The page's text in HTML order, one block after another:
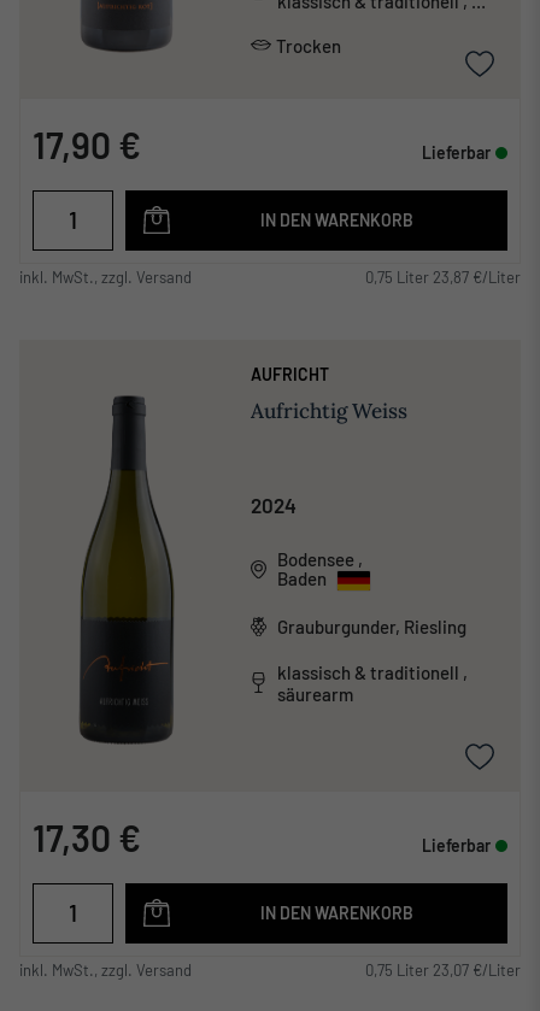
Trocken
17,90 € Lieferbar
IN DEN WARENKORB
inkl. MwSt., zzgl. Versand 0,75 Liter 23,87 €/Liter
AUFRICHT
Aufrichtig Weiss
2024
Bodensee ,
Baden
Grauburgunder, Riesling
klassisch & traditionell ,
säurearm
17,30 € Lieferbar
IN DEN WARENKORB
inkl. MwSt., zzgl. Versand 0,75 Liter 23,07 €/Liter